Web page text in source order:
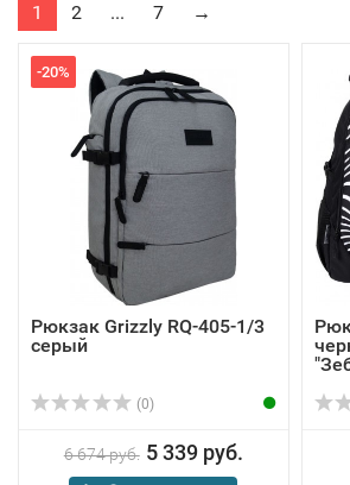
1 2 ... 7 →
-20%
Рюкзак Grizzly RQ-405-1/3
серый
(0)
6 674 руб. 5 339 руб.